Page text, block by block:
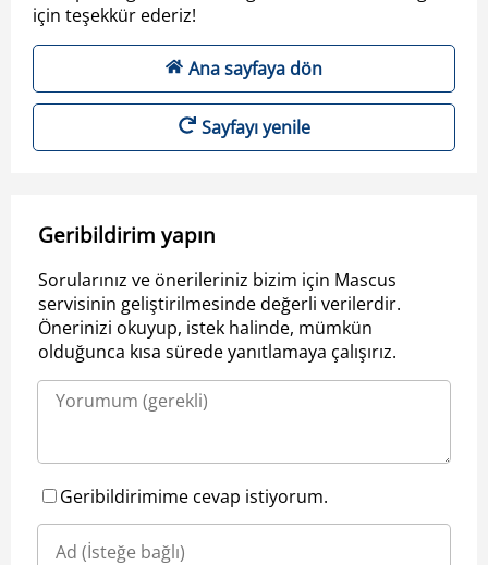
için teşekkür ederiz!
Ana sayfaya dön
Sayfayı yenile
Geribildirim yapın
Sorularınız ve önerileriniz bizim için Mascus
servisinin geliştirilmesinde değerli verilerdir.
Önerinizi okuyup, istek halinde, mümkün
olduğunca kısa sürede yanıtlamaya çalışırız.
Geribildirimime cevap istiyorum.